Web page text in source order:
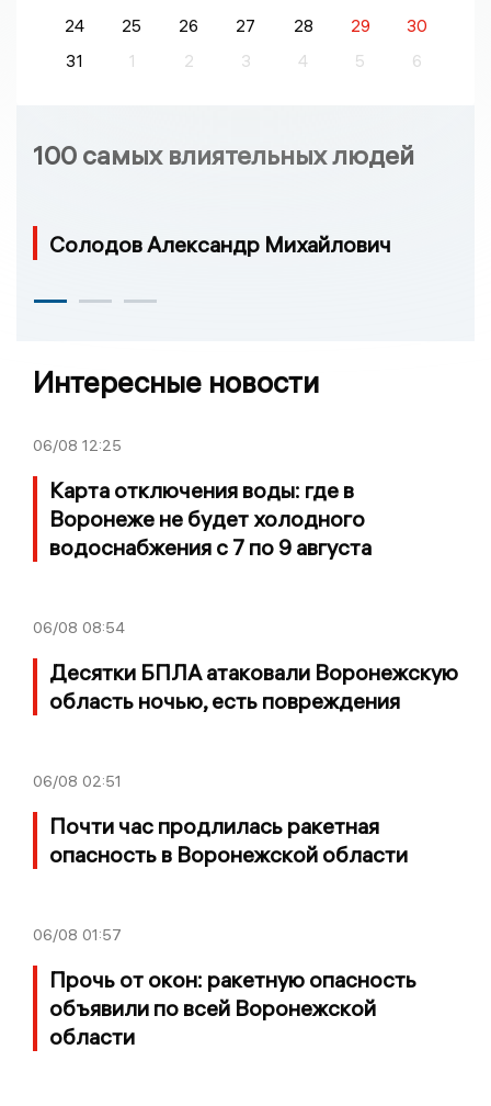
24
25 26 27 28 29
30
31
1 2 3 4 5 6
100 самых влиятельных людей
Солодов Александр Михайлович
Интересные новости
06/08 12:25
Карта отключения воды: где в
Воронеже не будет холодного
водоснабжения с 7 по 9 августа
06/08 08:54
Десятки БПЛА атаковали Воронежскую
область ночью, есть повреждения
06/08 02:51
Почти час продлилась ракетная
опасность в Воронежской области
06/08 01:57
Прочь от окон: ракетную опасность
объявили по всей Воронежской
области